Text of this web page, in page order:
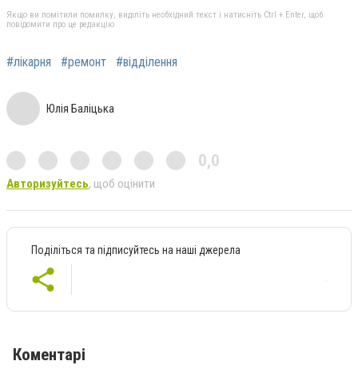
Якщо ви помітили помилку, виділіть необхідний текст і натисніть Ctrl + Enter, щоб
повідомити про це редакцію
#лікарня #ремонт #відділення
Юлія Баліцька
0,0
Авторизуйтесь, щоб оцінити
Поділіться та підписуйтесь на наші джерела
Коментарі